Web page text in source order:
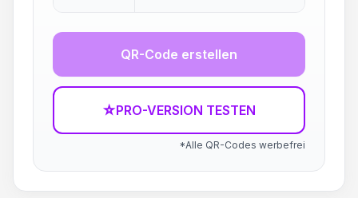
QR-Code erstellen
☆PRO-VERSION TESTEN
*Alle QR-Codes werbefrei